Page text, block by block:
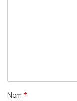
Nom *